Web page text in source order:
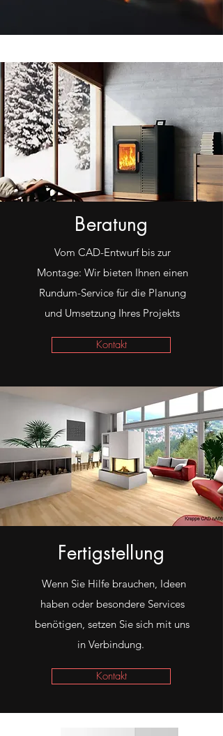
Beratung
Vom CAD-Entwurf bis zur
Montage: Wir bieten Ihnen einen
Rundum-Service für die Planung
und Umsetzung Ihres Projekts
Kontakt
Fertigstellung
Wenn Sie Hilfe brauchen, Ideen
haben oder besondere Services
benötigen, setzen Sie sich mit uns
in Verbindung.
Kontakt